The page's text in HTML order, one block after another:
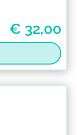
€ 32,00